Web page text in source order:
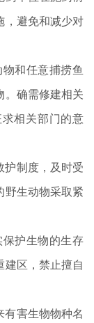
，避免和减少对
和任意捕捞鱼
。确需修建相关
相关部门的意
护制度，及时受
野生动物采取紧
护生物的生存
建区，禁止擅自
有害生物物种名